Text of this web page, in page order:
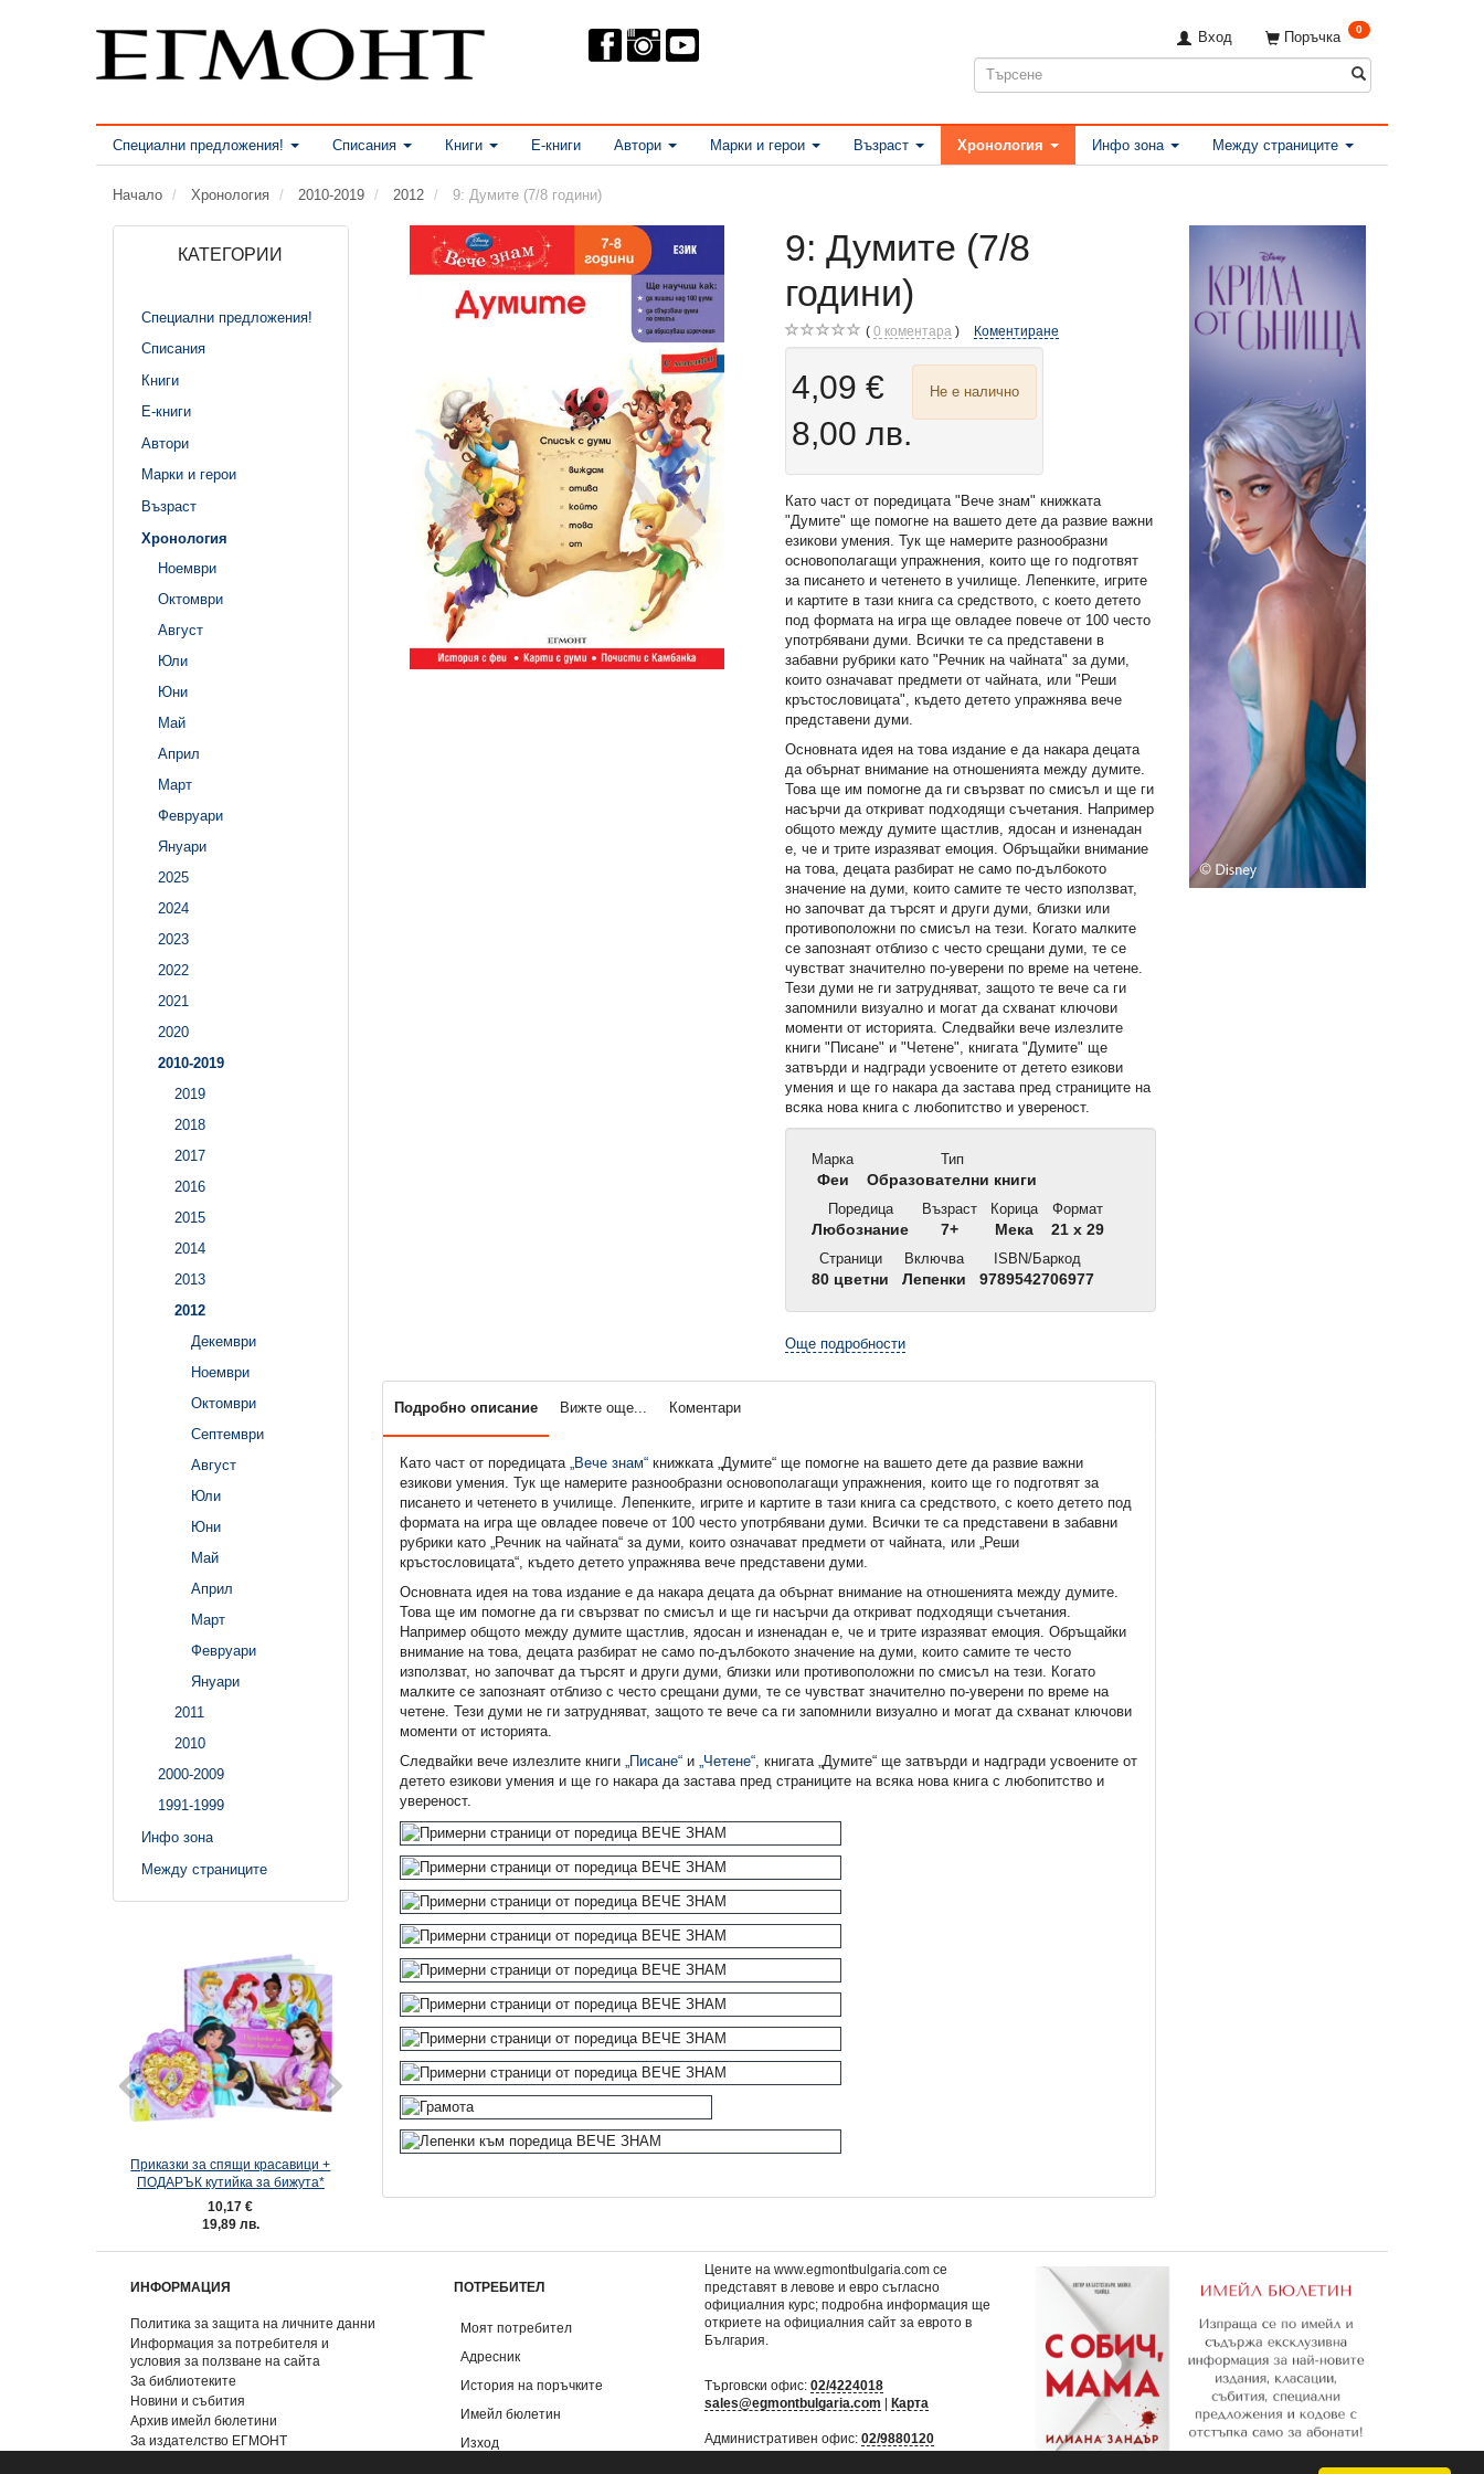
Поръчка 0
Вход
Специални предложения! Списания Книги Е-книги Автори Марки и герои Възраст Хронология Инфо зона Между страниците
Начало Хронология 2010-2019 2012 9: Думите (7/8 години)
КАТЕГОРИИ
Специални предложения!
Списания
Книги
Е-книги
Автори
Марки и герои
Възраст
Хронология
Ноември
Октомври
Август
Юли
Юни
Май
Април
Март
Февруари
Януари
2025
2024
2023
2022
2021
2020
2010-2019
2019
2018
2017
2016
2015
2014
2013
2012
Декември
Ноември
Октомври
Септември
Август
Юли
Юни
Май
Април
Март
Февруари
Януари
2011
2010
2000-2009
1991-1999
Инфо зона
Между страниците
Приказки за спящи красавици +
ПОДАРЪК кутийка за бижута*
10,17 €
19,89 лв.
9: Думите (7/8
години)
0 коментара Коментиране
4,09 €
8,00 лв.
Не е налично
Като част от поредицата "Вече знам" книжката
"Думите" ще помогне на вашето дете да развие важни
езикови умения. Тук ще намерите разнообразни
основополагащи упражнения, които ще го подготвят
за писането и четенето в училище. Лепенките, игрите
и картите в тази книга са средството, с което детето
под формата на игра ще овладее повече от 100 често
употрбявани думи. Всички те са представени в
забавни рубрики като "Речник на чайната" за думи,
които означават предмети от чайната, или "Реши
кръстословицата", където детето упражнява вече
представени думи.
Основната идея на това издание е да накара децата
да обърнат внимание на отношенията между думите.
Това ще им помогне да ги свързват по смисъл и ще ги
насърчи да откриват подходящи съчетания. Например
общото между думите щастлив, ядосан и изненадан
е, че и трите изразяват емоция. Обръщайки внимание
на това, децата разбират не само по-дълбокото
значение на думи, които самите те често използват,
но започват да търсят и други думи, близки или
противоположни по смисъл на тези. Когато малките
се запознаят отблизо с често срещани думи, те се
чувстват значително по-уверени по време на четене.
Тези думи не ги затрудняват, защото те вече са ги
запомнили визуално и могат да схванат ключови
моменти от историята. Следвайки вече излезлите
книги "Писане" и "Четене", книгата "Думите" ще
затвърди и надгради усвоените от детето езикови
умения и ще го накара да застава пред страниците на
всяка нова книга с любопитство и увереност.
Марка
Феи
Тип
Образователни книги
Поредица
Любознание
Възраст
7+
Корица
Мека
Формат
21 x 29
Страници
80 цветни
Включва
Лепенки
ISBN/Баркод
9789542706977
Още подробности
Подробно описание Вижте още... Коментари
Като част от поредицата „Вече знам“книжката „Думите“ ще помогне на вашето дете да развие важни
езикови умения. Тук ще намерите разнообразни основополагащи упражнения, които ще го подготвят за
писането и четенето в училище. Лепенките, игрите и картите в тази книга са средството, с което детето под
формата на игра ще овладее повече от 100 често употрбявани думи. Всички те са представени в забавни
рубрики като „Речник на чайната“ за думи, които означават предмети от чайната, или „Реши
кръстословицата“, където детето упражнява вече представени думи.
Основната идея на това издание е да накара децата да обърнат внимание на отношенията между думите.
Това ще им помогне да ги свързват по смисъл и ще ги насърчи да откриват подходящи съчетания.
Например общото между думите щастлив, ядосан и изненадан е, че и трите изразяват емоция. Обръщайки
внимание на това, децата разбират не само по-дълбокото значение на думи, които самите те често
използват, но започват да търсят и други думи, близки или противоположни по смисъл на тези. Когато
малките се запознаят отблизо с често срещани думи, те се чувстват значително по-уверени по време на
четене. Тези думи не ги затрудняват, защото те вече са ги запомнили визуално и могат да схванат ключови
моменти от историята.
Следвайки вече излезлите книги „Писане“и „Четене“, книгата „Думите“ ще затвърди и надгради усвоените от
детето езикови умения и ще го накара да застава пред страниците на всяка нова книга с любопитство и
увереност.
ИНФОРМАЦИЯ
Политика за защита на личните данни
Информация за потребителя и
условия за ползване на сайта
За библиотеките
Новини и събития
Архив имейл бюлетини
За издателство ЕГМОНТ
ПОТРЕБИТЕЛ
Моят потребител
Адресник
История на поръчките
Имейл бюлетин
Изход
Цените на www.egmontbulgaria.com се
представят в левове и евро съгласно
официалния курс; подробна информация ще
откриете наофициалния сайт за еврото в
България
Търговски офис:02/4224018
sales@egmontbulgaria.com |Карта
Административен офис:02/9880120
mail@egmontbulgaria.com|Карта